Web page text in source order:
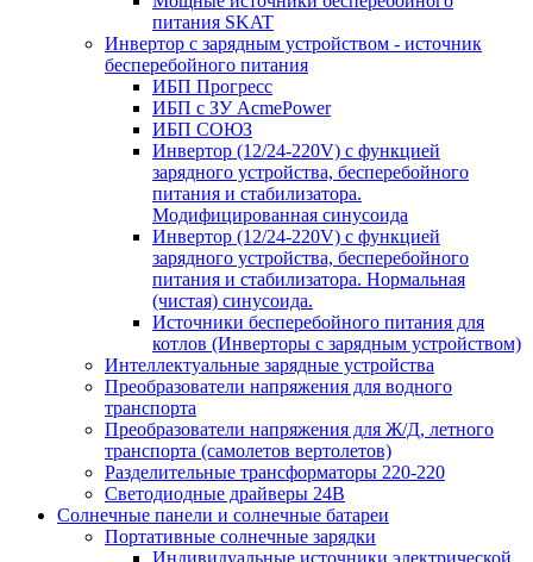
питания SKAT
Инвертор с зарядным устройством - источник
бесперебойного питания
ИБП Прогресс
ИБП с ЗУ AcmePower
ИБП СОЮЗ
Инвертор (12/24-220V) с функцией
зарядного устройства, бесперебойного
питания и стабилизатора.
Модифицированная синусоида
Инвертор (12/24-220V) с функцией
зарядного устройства, бесперебойного
питания и стабилизатора. Нормальная
(чистая) синусоида.
Источники бесперебойного питания для
котлов (Инверторы с зарядным устройством)
Интеллектуальные зарядные устройства
Преобразователи напряжения для водного
транспорта
Преобразователи напряжения для Ж/Д, летного
транспорта (самолетов вертолетов)
Разделительные трансформаторы 220-220
Светодиодные драйверы 24В
Солнечные панели и солнечные батареи
Портативные солнечные зарядки
Индивидуальные источники электрической